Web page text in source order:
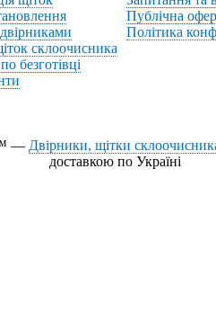
склоочисника
безготівці
Публічна
Політика
— Двірники, щітки
доставкою по Україні